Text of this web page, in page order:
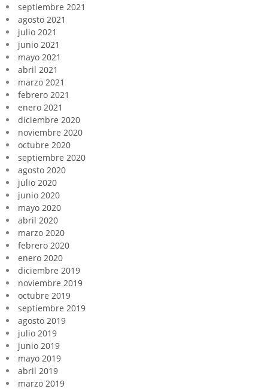
septiembre 2021
agosto 2021
julio 2021
junio 2021
mayo 2021
abril 2021
marzo 2021
febrero 2021
enero 2021
diciembre 2020
noviembre 2020
octubre 2020
septiembre 2020
agosto 2020
julio 2020
junio 2020
mayo 2020
abril 2020
marzo 2020
febrero 2020
enero 2020
diciembre 2019
noviembre 2019
octubre 2019
septiembre 2019
agosto 2019
julio 2019
junio 2019
mayo 2019
abril 2019
marzo 2019